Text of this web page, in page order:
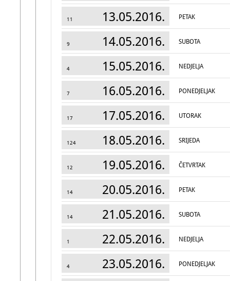
11 13.05.2016. PETAK
9 14.05.2016. SUBOTA
4 15.05.2016. NEDJELJA
7 16.05.2016. PONEDJELJAK
17 17.05.2016. UTORAK
124 18.05.2016. SRIJEDA
12 19.05.2016. ČETVRTAK
14 20.05.2016. PETAK
14 21.05.2016. SUBOTA
1 22.05.2016. NEDJELJA
4 23.05.2016. PONEDJELJAK